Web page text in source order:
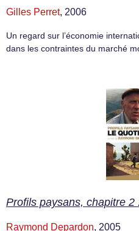
Gilles Perret, 2006
Un regard sur l’économie
dans les contraintes du marché
Profils paysans, chapitre 2
Raymond Depardon, 2005